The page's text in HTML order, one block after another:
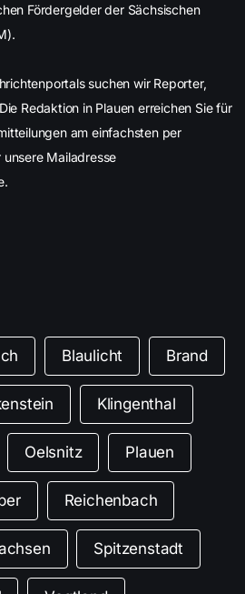
Fördergelder der Sächsischen
suchen wir Reporter,
Redaktion in Plauen erreichen Sie für
am einfachsten per
Mailadresse
Blaulicht Brand
Klingenthal
Oelsnitz Plauen
Reichenbach
Spitzenstadt